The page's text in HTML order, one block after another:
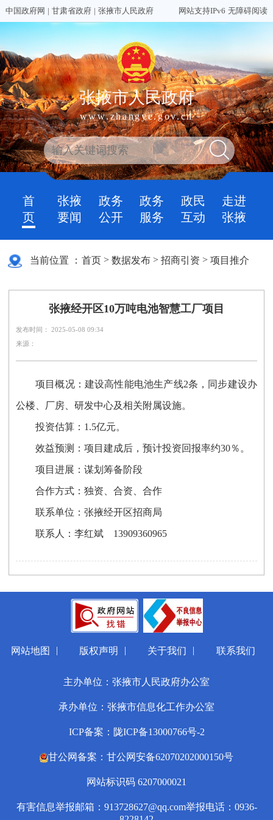
中国政府网 | 甘肃省政府 | 张掖市人民政府 网站支持IPv6 无障碍阅读
张掖市人民政府
www.zhangye.gov.cn
首
页
张掖
要闻
政务
公开
政务
服务
政民
互动
走进
张掖
当前位置 ： 首页 >数据发布 >招商引资 >项目推介
张掖经开区10万吨电池智慧工厂项目
发布时间： 2025-05-08 09:34
来源：
项目概况： 建设高性能电池生产线2条，同步建设办
公楼、厂房、研发中心及相关附属设施。
投资估算 ： 1.5亿元。
效益预测 ：项目建成后，预计投资回报率约30％。
项目进展 ：谋划筹备阶段
合作方式 ：独资、合资、合作
联系单位：张掖经开区招商局
联系 人：李红斌 13909360965
网站地图 | 版权声明 | 关于我们 | 联系我们
主办单位：张掖市人民政府办公室
承办单位：张掖市信息化工作办公室
ICP备案：陇ICP备13000766号-2
甘公网备案：甘公网安备62070202000150号
网站标识码 6207000021
有害信息举报邮箱：913728627@qq.com举报电话：0936-